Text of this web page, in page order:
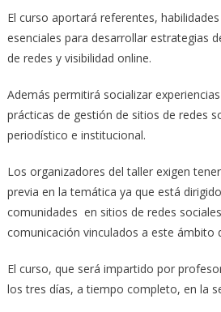
El curso aportará referentes,
esenciales para desarrollar estrategias
de redes y visibilidad online.
Además permitirá socializar
prácticas de gestión de sitios de redes
periodístico e institucional.
Los organizadores del taller exigen
previa en la temática ya que está
comunidades en sitios de redes
comunicación vinculados a este ámbito
El curso, que será impartido por
los tres días, a tiempo completo, en la